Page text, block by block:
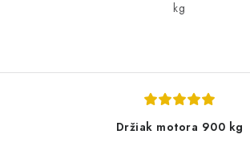
kg
Držiak motora 900 kg